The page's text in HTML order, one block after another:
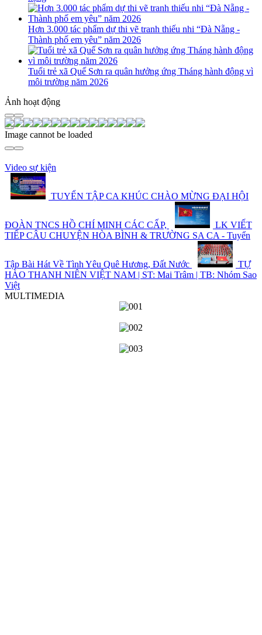
Hơn 3.000 tác phẩm dự thi vẽ tranh thiếu nhi “Đà Nẵng -
Thành phố em yêu” năm 2026
Tuổi trẻ xã Quế Sơn ra quân hưởng ứng Tháng hành động vì
môi trường năm 2026
Ảnh hoạt động
Image cannot be loaded
Video sự kiện
TUYỂN TẬP CA KHÚC CHÀO MỪNG ĐẠI HỘI
ĐOÀN TNCS HỒ CHÍ MINH CÁC CẤP,
LK VIẾT
TIẾP CÂU CHUYỆN HÒA BÌNH & TRƯỜNG SA CA - Tuyển
Tập Bài Hát Về Tình Yêu Quê Hương, Đất Nước
TỰ
HÀO THANH NIÊN VIỆT NAM | ST: Mai Trâm | TB: Nhóm Sao
Việt
MULTIMEDIA